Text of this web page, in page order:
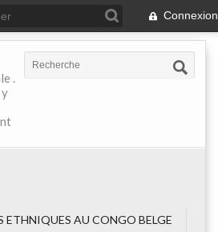
Connexion
.
AU CONGO BELGE